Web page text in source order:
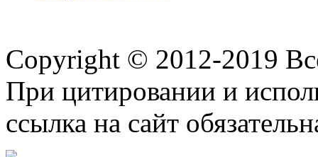
Copyright © 2012-2019
При цитировании и
ссылка на сайт